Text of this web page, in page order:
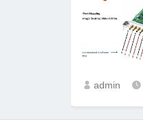
 admin 